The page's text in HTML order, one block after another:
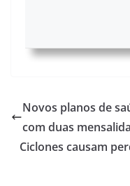
Novos planos de
com duas
Ciclones causam